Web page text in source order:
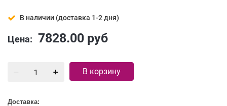
В наличии (доставка 1-2 дня)
Цена: 7828.00 руб
В корзину
Доставка: